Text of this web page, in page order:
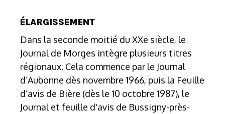
ÉLARGISSEMENT
Dans la seconde moitié du XXe siècle, le
Journal de Morges intègre plusieurs titres
régionaux. Cela commence par le Journal
d’Aubonne dès novembre 1966, puis la Feuille
d’avis de Bière (dès le 10 octobre 1987), le
Journal et feuille d'avis de Bussigny-près-